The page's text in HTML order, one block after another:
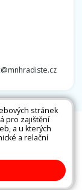
2026 |
stránek
pro zajištění
a u kterých
a relační